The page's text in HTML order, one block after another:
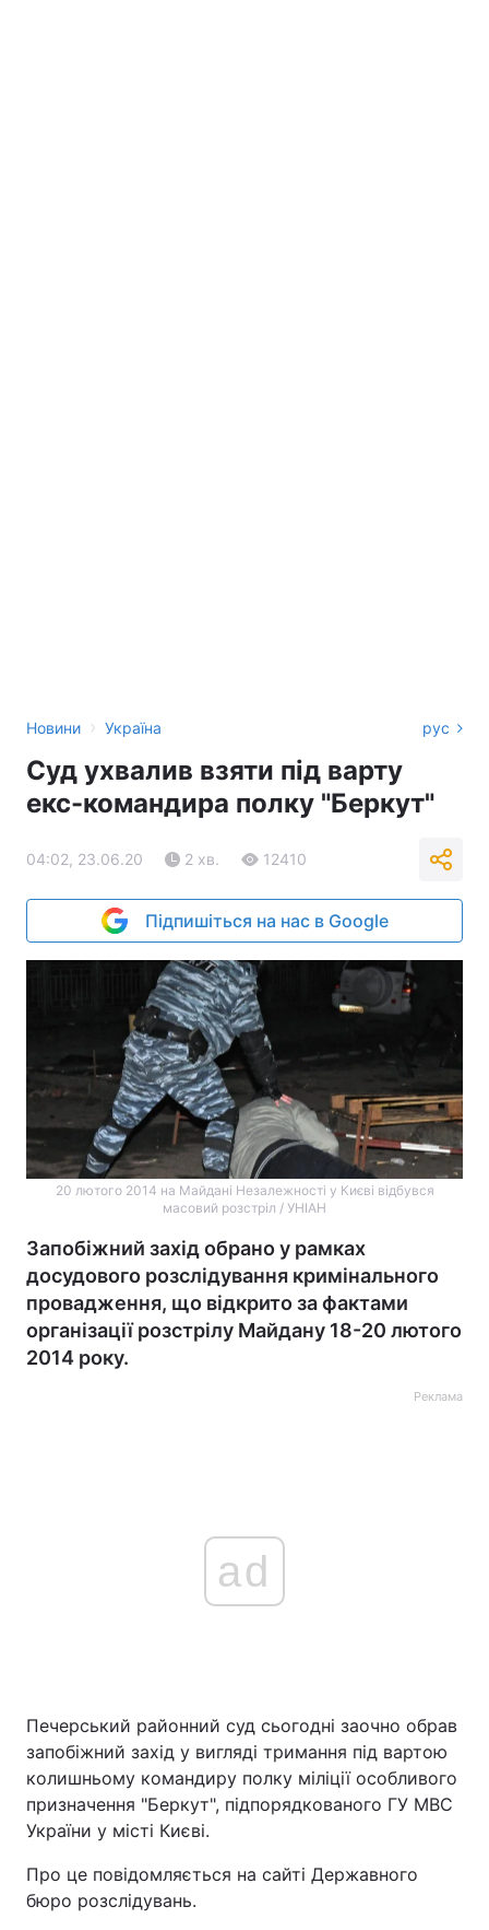
Новини › Україна рус
Суд ухвалив взяти під варту
екс-командира полку "Беркут"
04:02, 23.06.20 2 хв. 12410
Підпишіться на нас в Google
20 лютого 2014 на Майдані Незалежності у Києві відбувся
масовий розстріл / УНІАН
Запобіжний захід обрано у рамках
досудового розслідування кримінального
провадження, що відкрито за фактами
організації розстрілу Майдану 18-20 лютого
2014 року.
Реклама
ad
Печерський районний суд сьогодні заочно обрав
запобіжний захід у вигляді тримання під вартою
колишньому командиру полку міліції особливого
призначення "Беркут", підпорядкованого ГУ МВС
України у місті Києві.
Про це повідомляється на сайті Державного
бюро розслідувань.